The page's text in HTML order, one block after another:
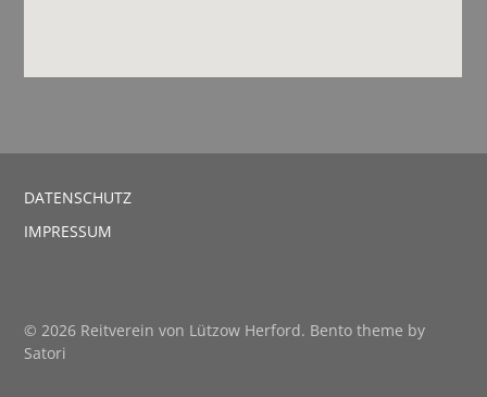
DATENSCHUTZ
IMPRESSUM
© 2026 Reitverein von Lützow Herford. Bento theme by
Satori